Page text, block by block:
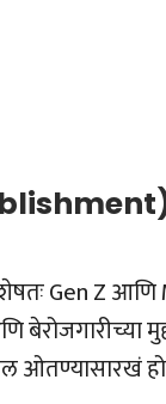
Gen Z आणि
बेरोजगारीच्या
ओतण्यासारखं